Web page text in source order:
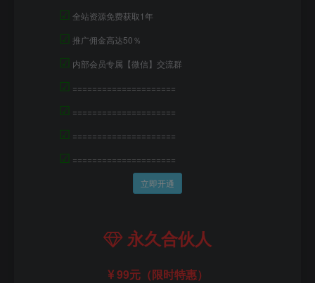
☑ 全站资源免费获取1年
☑ 推广佣金高达50％
☑ 内部会员专属【微信】交流群
☑ =====================
☑ =====================
☑ =====================
☑ =====================
立即开通
永久合伙人
99元（限时特惠）